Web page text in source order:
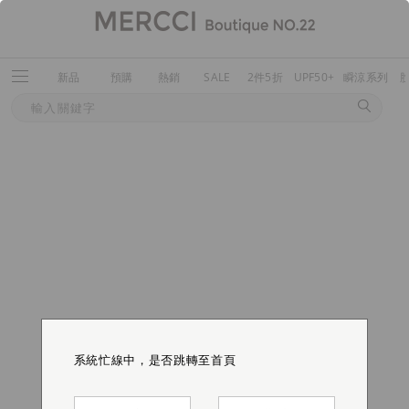
新品 預購 熱銷 SALE 2件5折 UPF50+ 瞬涼系列
系統忙線中，是否跳轉至首頁
系統忙線中，是否跳轉至首頁
系統忙線中，是否跳轉至首頁
系統忙線中，是否跳轉至首頁
系統忙線中，是否跳轉至首頁